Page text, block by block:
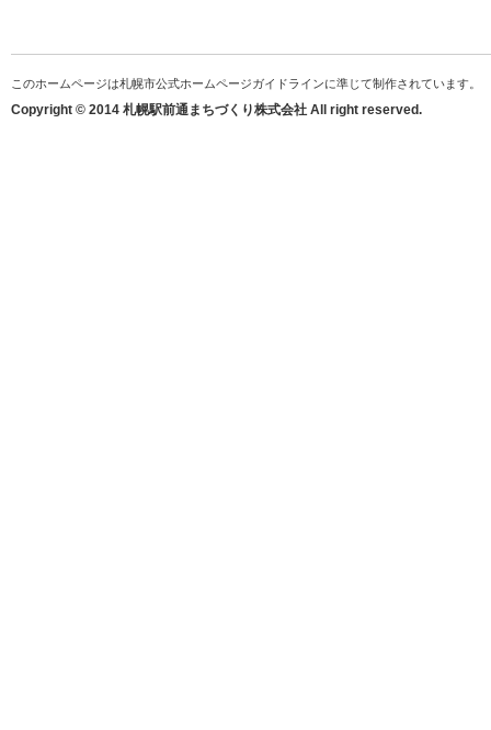
このホームページは札幌市公式ホームページガイドラインに準じて制作されています。
Copyright © 2014 札幌駅前通まちづくり株式会社 All right reserved.